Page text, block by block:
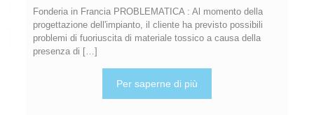
Fonderia in Francia PROBLEMATICA : Al momento della
progettazione dell'impianto, il cliente ha previsto possibili
problemi di fuoriuscita di materiale tossico a causa della
presenza di […]
Per saperne di più